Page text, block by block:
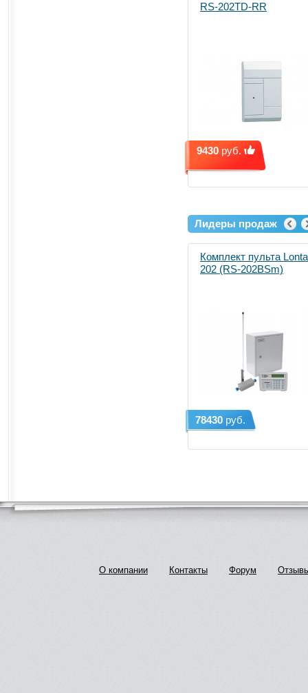
RS-202TD-RR
9430 руб.
Лидеры продаж
Комплект пульта
202 (RS-202BSm)
78430 руб.
О компании Контакты Форум